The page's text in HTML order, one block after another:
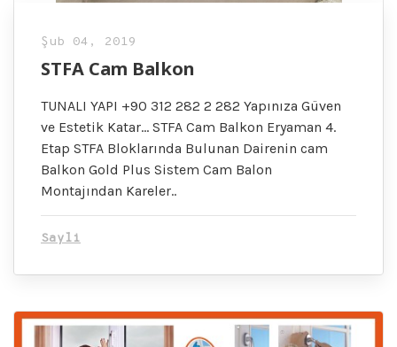
Şub 04, 2019
STFA Cam Balkon
TUNALI YAPI +90 312 282 2 282 Yapınıza Güven
ve Estetik Katar… STFA Cam Balkon Eryaman 4.
Etap STFA Bloklarında Bulunan Dairenin cam
Balkon Gold Plus Sistem Cam Balon
Montajından Kareler..
Sayli